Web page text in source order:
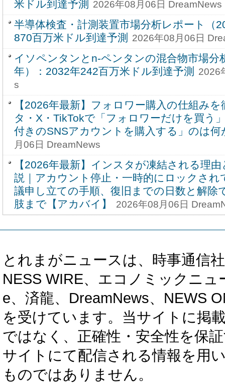
米ドル到達予測
2026年08月06日 DreamNews
半導体検査・計測装置市場分析レポート（
870百万米ドル到達予測
2026年08月06日
イソペンタンとn-ペンタンの混合物市場分
年）：2032年242百万米ドル到達予測
2026
s
【2026年最新】フォロワー購入の仕組み
タ・X・TikTokで「フォロワーだけを買う
付きのSNSアカウントを購入する」のは何
月06日 DreamNews
【2026年最新】インスタが凍結される理
説｜アカウント停止・一時的にロックされ
議申し立ての手順、復旧までの日数と解除
肢まで【アカバイ】
2026年08月06日
とれまがニュースは、時事通信
NESS WIRE、エコノミックニ
e、済龍、DreamNews、NEWS
を受けています。当サイトに掲
ではなく、正確性・安全性を保
サイトにて配信される情報を用
ものではありません。